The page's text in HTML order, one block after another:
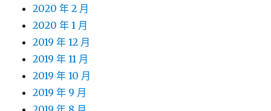
2020 年 2 月
2020 年 1 月
2019 年 12 月
2019 年 11 月
2019 年 10 月
2019 年 9 月